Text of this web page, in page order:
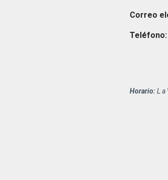
Correo
Teléfono:
Horario:L a